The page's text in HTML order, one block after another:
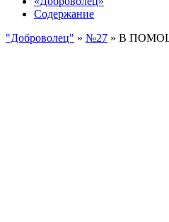
Содержание
"Доброволец" » №27 » В